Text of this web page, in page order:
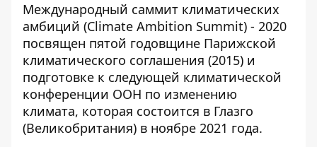
Международный саммит климатических
амбиций (Climate Ambition Summit) - 2020
посвящен пятой годовщине Парижской
климатического соглашения (2015) и
подготовке к следующей климатической
конференции ООН по изменению
климата, которая состоится в Глазго
(Великобритания) в ноябре 2021 года.